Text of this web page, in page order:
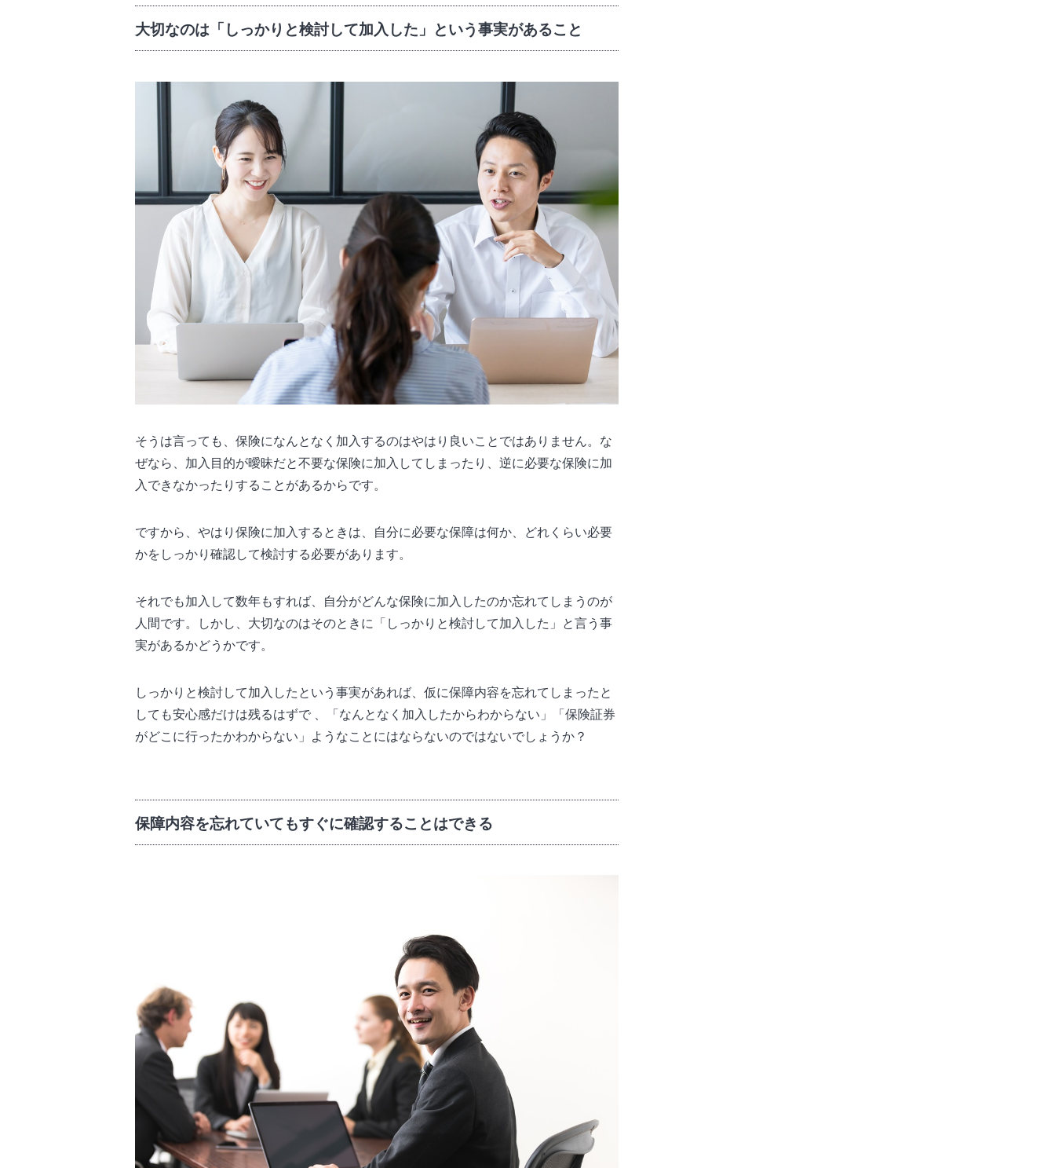
大切なのは「しっかりと検討して加入した」という事実があること
そうは言っても、保険になんとなく加入するのはやはり良いことではありません。な
ぜなら、加入目的が曖昧だと不要な保険に加入してしまったり、逆に必要な保険に加
入できなかったりすることがあるからです。
ですから、やはり保険に加入するときは、自分に必要な保障は何か、どれくらい必要
かをしっかり確認して検討する必要があります。
それでも加入して数年もすれば、自分がどんな保険に加入したのか忘れてしまうのが
人間です。しかし、大切なのはそのときに「しっかりと検討して加入した」と言う事
実があるかどうかです。
しっかりと検討して加入したという事実があれば、仮に保障内容を忘れてしまったと
しても安心感だけは残るはずで 、「なんとなく加入したからわからない」「保険証券
がどこに行ったかわからない」ようなことにはならないのではないでしょうか？
保障内容を忘れていてもすぐに確認することはできる